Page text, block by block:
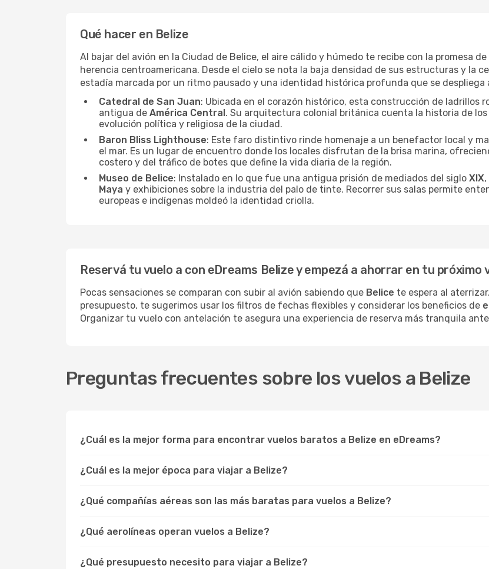
Qué hacer en Belize
Al bajar del avión en la Ciudad de Belice, el aire cálido y húmedo te recibe con la promesa
herencia centroamericana. Desde el cielo se nota la baja densidad de sus estructuras y la
estadía marcada por un ritmo pausado y una identidad histórica profunda que se despliega
Catedral de San Juan: Ubicada en el corazón histórico, esta construcción de ladrillos
antigua de América Central. Su arquitectura colonial británica cuenta la historia de
evolución política y religiosa de la ciudad.
Baron Bliss Lighthouse: Este faro distintivo rinde homenaje a un benefactor local y
el mar. Es un lugar de encuentro donde los locales disfrutan de la brisa marina,
costero y del tráfico de botes que define la vida diaria de la región.
Museo de Belice: Instalado en lo que fue una antigua prisión de mediados del siglo XIX
Maya y exhibiciones sobre la industria del palo de tinte. Recorrer sus salas permite
europeas e indígenas moldeó la identidad criolla.
Reservá tu vuelo a con eDreams Belize y empezá a ahorrar en tu próximo
Pocas sensaciones se comparan con subir al avión sabiendo que Belice te espera al
presupuesto, te sugerimos usar los filtros de fechas flexibles y considerar los beneficios de
Organizar tu vuelo con antelación te asegura una experiencia de reserva más tranquila
Preguntas frecuentes sobre los vuelos a Belize
¿Cuál es la mejor forma para encontrar vuelos baratos a Belize en eDreams?
¿Cuál es la mejor época para viajar a Belize?
¿Qué compañías aéreas son las más baratas para vuelos a Belize?
¿Qué aerolíneas operan vuelos a Belize?
¿Qué presupuesto necesito para viajar a Belize?